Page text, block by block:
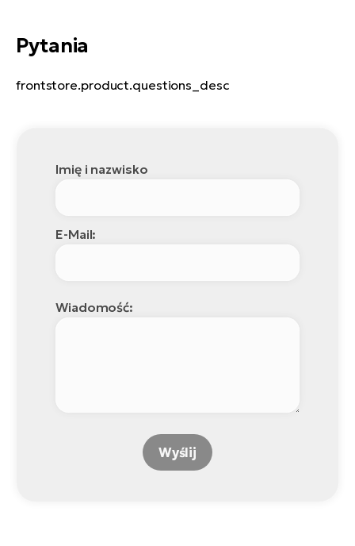
Pytania
frontstore.product.questions_desc
Imię i nazwisko
E-Mail:
Wiadomość:
Wyślij